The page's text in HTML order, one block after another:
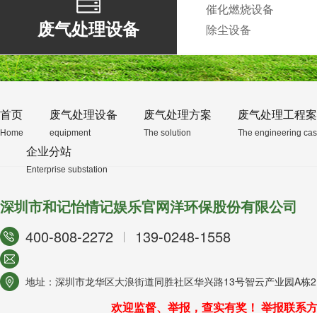
废气处理设备
催化燃烧设备
除尘设备
首页
Home
废气处理设备
equipment
废气处理方案
The solution
废气处理工程
The engineering
企业分站
Enterprise substation
深圳市和记怡情记娱乐官网洋环保股份有限公司
400-808-2272
139-0248-1558
地址：深圳市龙华区大浪街道同胜社区华兴路13号智云产业园A栋
欢迎监督、举报，查实有奖！ 举报联系